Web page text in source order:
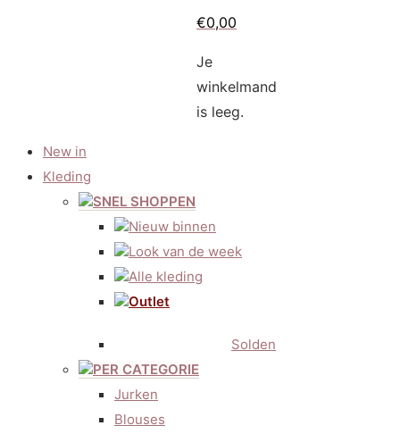
€0,00
Je
winkelmand
is leeg.
New in
Kleding
SNEL SHOPPEN
Nieuw binnen
Look van de week
Alle kleding
Outlet
Solden
PER CATEGORIE
Jurken
Blouses